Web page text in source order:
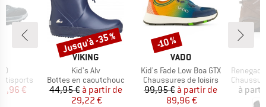
réduit
€
MARQUE
VIKING
Article
Kid's Alv
Product group
Bottes en caoutchouc
Prix
44,95 € Prix réduit
à partir de
29,22 €
Remise
Jusqu'à -35 %
MARQUE
VADO
Article
Kid's Fade Low Boa GTX
Product group
Chaussures de loisirs
Prix
99,95 € Prix réduit
à partir de
89,96 €
Remise
-10 %
Article
Renegade
Product
à